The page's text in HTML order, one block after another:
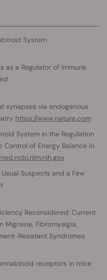
System
as a Regulator of Immune
synapses via endogenous
https://www.nature.com
System in the Regulation
Control of Energy Balance in
Suspects and a Few
Reconsidered: Current
Migraine, Fibromyalgia,
Resistant Syndromes
receptors in mice